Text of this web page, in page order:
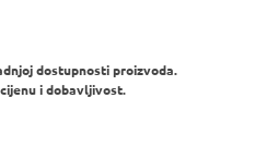
dostupnosti proizvoda.
i dobavljivost.